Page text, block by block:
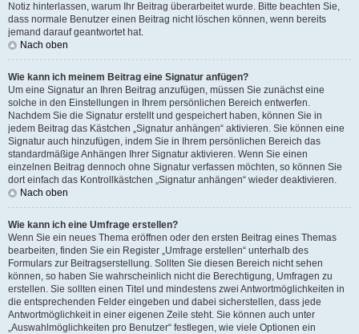
Notiz hinterlassen, warum Ihr Beitrag überarbeitet wurde. Bitte beachten Sie,
dass normale Benutzer einen Beitrag nicht löschen können, wenn bereits
jemand darauf geantwortet hat.
Nach oben
Wie kann ich meinem Beitrag eine Signatur anfügen?
Um eine Signatur an Ihren Beitrag anzufügen, müssen Sie zunächst eine
solche in den Einstellungen in Ihrem persönlichen Bereich entwerfen.
Nachdem Sie die Signatur erstellt und gespeichert haben, können Sie in
jedem Beitrag das Kästchen „Signatur anhängen“ aktivieren. Sie können eine
Signatur auch hinzufügen, indem Sie in Ihrem persönlichen Bereich das
standardmäßige Anhängen Ihrer Signatur aktivieren. Wenn Sie einen
einzelnen Beitrag dennoch ohne Signatur verfassen möchten, so können Sie
dort einfach das Kontrollkästchen „Signatur anhängen“ wieder deaktivieren.
Nach oben
Wie kann ich eine Umfrage erstellen?
Wenn Sie ein neues Thema eröffnen oder den ersten Beitrag eines Themas
bearbeiten, finden Sie ein Register „Umfrage erstellen“ unterhalb des
Formulars zur Beitragserstellung. Sollten Sie diesen Bereich nicht sehen
können, so haben Sie wahrscheinlich nicht die Berechtigung, Umfragen zu
erstellen. Sie sollten einen Titel und mindestens zwei Antwortmöglichkeiten in
die entsprechenden Felder eingeben und dabei sicherstellen, dass jede
Antwortmöglichkeit in einer eigenen Zeile steht. Sie können auch unter
„Auswahlmöglichkeiten pro Benutzer“ festlegen, wie viele Optionen ein